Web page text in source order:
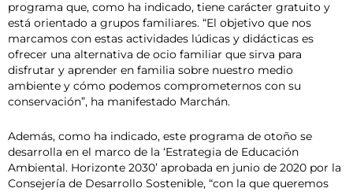
programa que, como ha indicado, tiene carácter gratuito y
está orientado a grupos familiares. “El objetivo que nos
marcamos con estas actividades lúdicas y didácticas es
ofrecer una alternativa de ocio familiar que sirva para
disfrutar y aprender en familia sobre nuestro medio
ambiente y cómo podemos comprometernos con su
conservación”, ha manifestado Marchán.
Además, como ha indicado, este programa de otoño se
desarrolla en el marco de la ‘Estrategia de Educación
Ambiental. Horizonte 2030’ aprobada en junio de 2020 por la
Consejería de Desarrollo Sostenible, “con la que queremos